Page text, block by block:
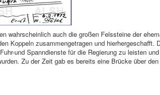
wahrscheinlich auch die großen Felssteine der
Koppeln zusammengetragen und hierhergeschafft.
und Spanndienste für die Regierung zu leisten
Zu der Zeit gab es bereits eine Brücke über